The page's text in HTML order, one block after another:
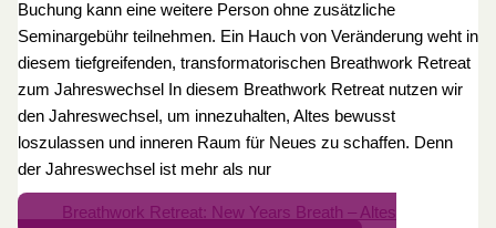
Buchung kann eine weitere Person ohne zusätzliche
Seminargebühr teilnehmen. Ein Hauch von Veränderung weht in
diesem tiefgreifenden, transformatorischen Breathwork Retreat
zum Jahreswechsel In diesem Breathwork Retreat nutzen wir
den Jahreswechsel, um innezuhalten, Altes bewusst
loszulassen und inneren Raum für Neues zu schaffen. Denn
der Jahreswechsel ist mehr als nur
Breathwork Retreat: New Years Breath – Altes